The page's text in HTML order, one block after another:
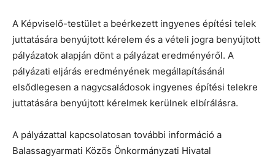
A Képviselő-testület a beérkezett ingyenes építési telek
juttatására benyújtott kérelem és a vételi jogra benyújtott
pályázatok alapján dönt a pályázat eredményéről. A
pályázati eljárás eredményének megállapításánál
elsődlegesen a nagycsaládosok ingyenes építési telekre
juttatására benyújtott kérelmek kerülnek elbírálásra.
A pályázattal kapcsolatosan további információ a
Balassagyarmati Közös Önkormányzati Hivatal